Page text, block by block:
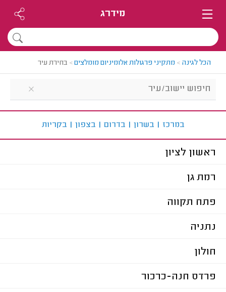
מידרג
הכל לגינה > מתקיני פרגולות אלומיניום מומלצים> בחירת עיר
במרכז | בשרון | בדרום | בצפון | בקריות
ראשון לציון
רמת גן
פתח תקווה
נתניה
חולון
פרדס חנה-כרכור